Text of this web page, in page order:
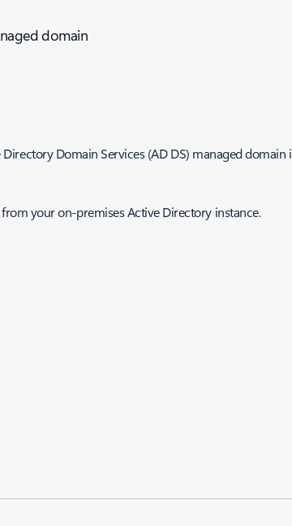
domain
Domain Services (AD DS) managed domain
your on-premises Active Directory instance.